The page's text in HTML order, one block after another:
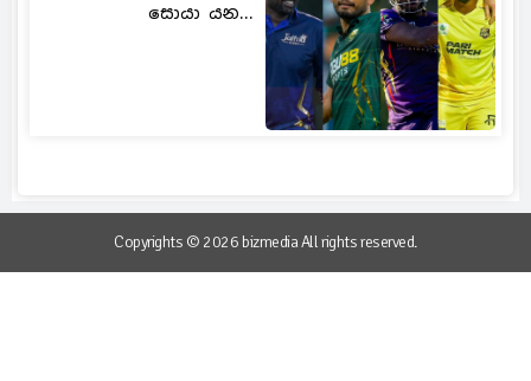
සොයා යන...
Copyrights © 2026 bizmedia All rights reserved.